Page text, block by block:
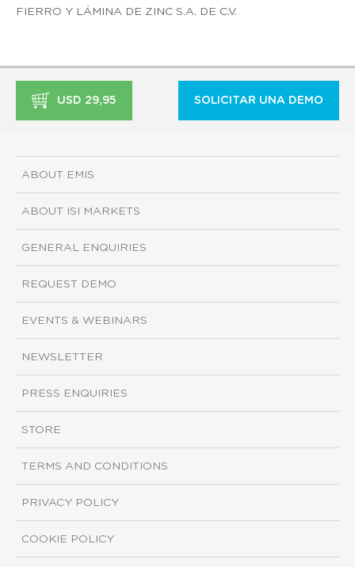
FIERRO Y LÁMINA DE ZINC S.A. DE C.V.
USD 29,95 SOLICITAR UNA DEMO
ABOUT EMIS
ABOUT ISI MARKETS
GENERAL ENQUIRIES
REQUEST DEMO
EVENTS & WEBINARS
NEWSLETTER
PRESS ENQUIRIES
STORE
TERMS AND CONDITIONS
PRIVACY POLICY
COOKIE POLICY